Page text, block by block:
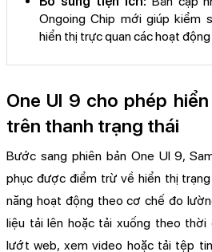
Ongoing Chip mới giúp kiểm
hiển thị trực quan các hoạt động
One UI 9 cho phép
trên thanh trạng thái
Bước sang phiên bản One UI 9,
phục được điểm trừ về hiển thị
năng hoạt động theo cơ chế đo
liệu tải lên hoặc tải xuống theo thời
lướt web, xem video hoặc tải tệp